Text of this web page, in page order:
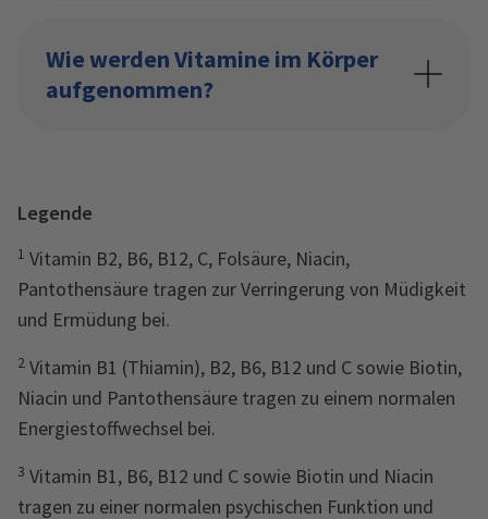
Wie werden Vitamine im Körper
aufgenommen?
Legende
1 Vitamin B2, B6, B12, C, Folsäure, Niacin,
Pantothensäure tragen zur Verringerung von Müdigkeit
und Ermüdung bei.
2 Vitamin B1 (Thiamin), B2, B6, B12 und C sowie Biotin,
Niacin und Pantothensäure tragen zu einem normalen
Energiestoffwechsel bei.
3 Vitamin B1, B6, B12 und C sowie Biotin und Niacin
tragen zu einer normalen psychischen Funktion und